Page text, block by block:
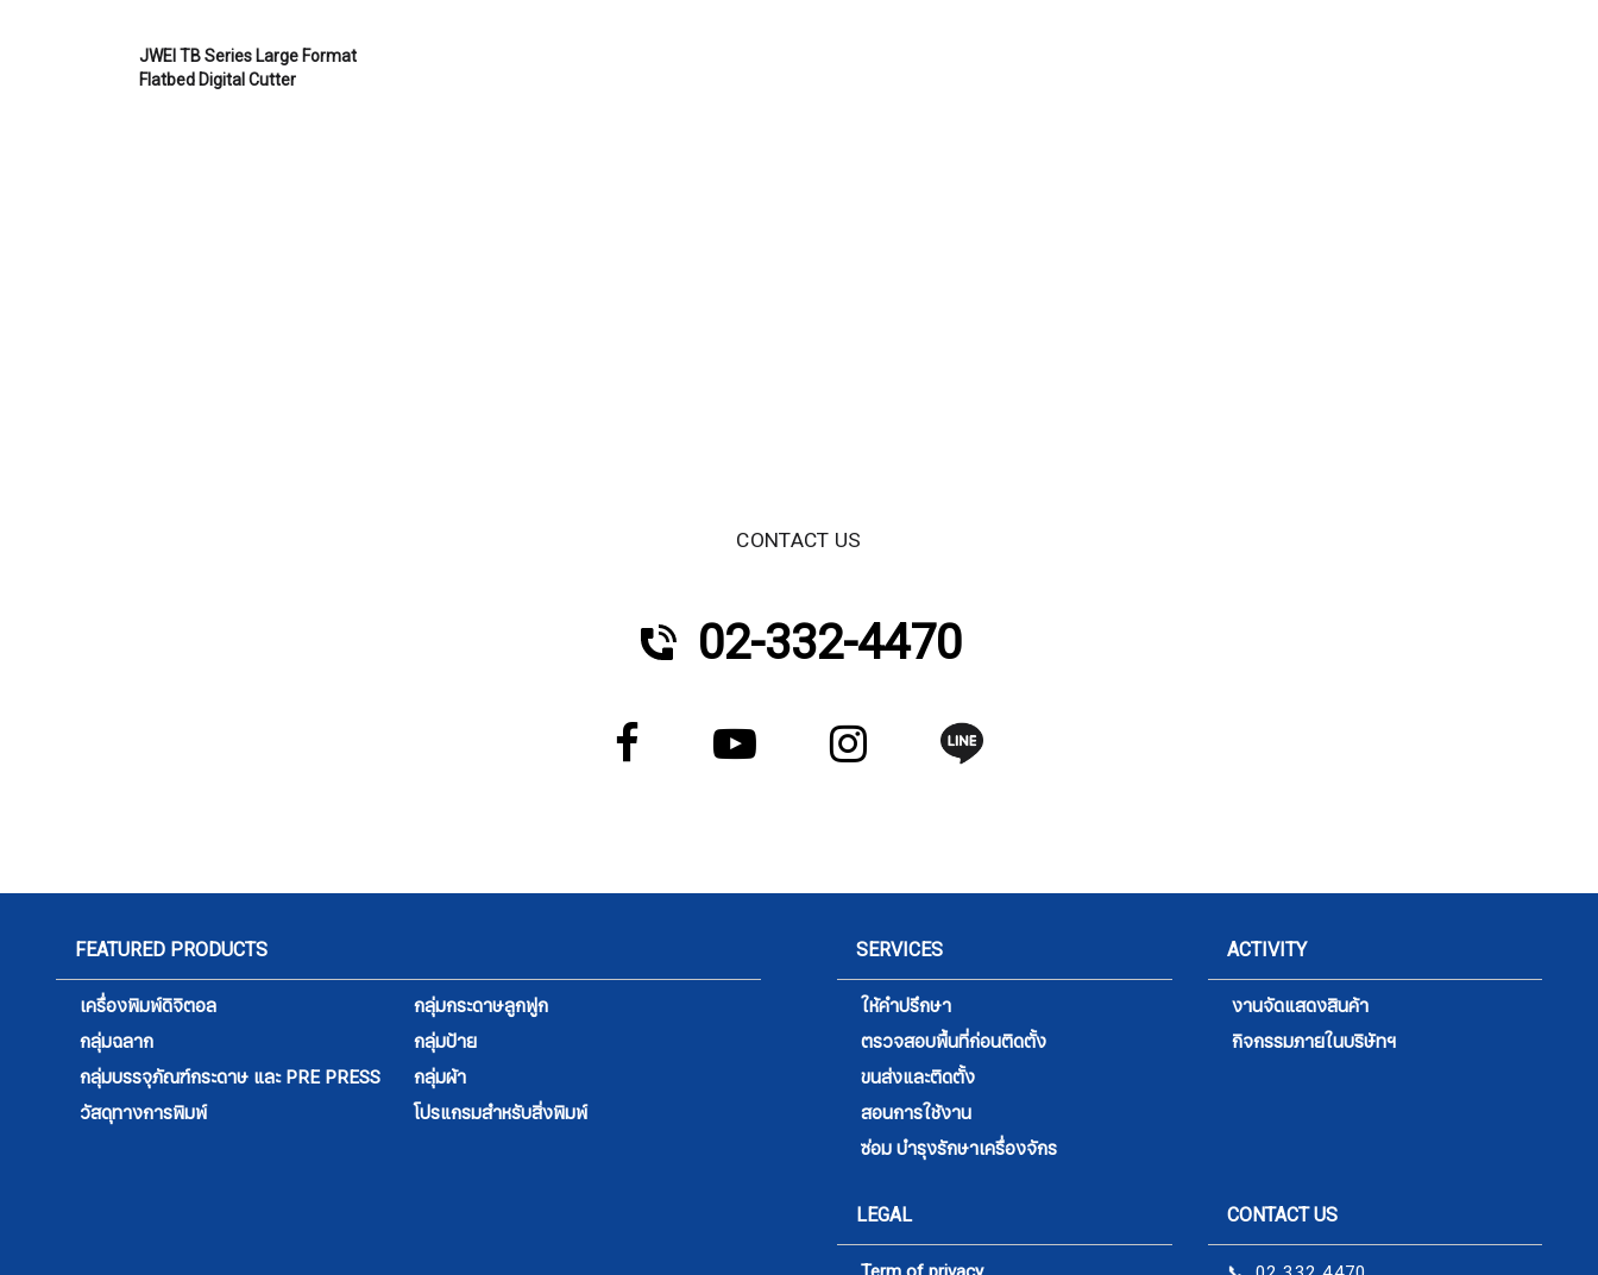
JWEI TB Series Large Format
Flatbed Digital Cutter
CONTACT US
02-332-4470
FEATURED PRODUCTS
เครื่องพิมพ์ดิจิตอล
กลุ่มกระดาษลูกฟูก
กลุ่มฉลาก
กลุ่มป้าย
กลุ่มบรรจุภัณฑ์กระดาษ และ PRE PRESS
กลุ่มผ้า
วัสดุทางการพิมพ์
โปรแกรมสำหรับสิ่งพิมพ์
SERVICES
ให้คำปรึกษา
ตรวจสอบพื้นที่ก่อนติดตั้ง
ขนส่งและติดตั้ง
สอนการใช้งาน
ซ่อม บำรุงรักษาเครื่องจักร
ACTIVITY
งานจัดแสดงสินค้า
กิจกรรมภายในบริษัทฯ
LEGAL CONTACT US